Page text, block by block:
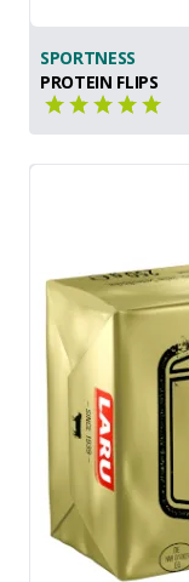
SPORTNESS
PROTEIN FLIPS